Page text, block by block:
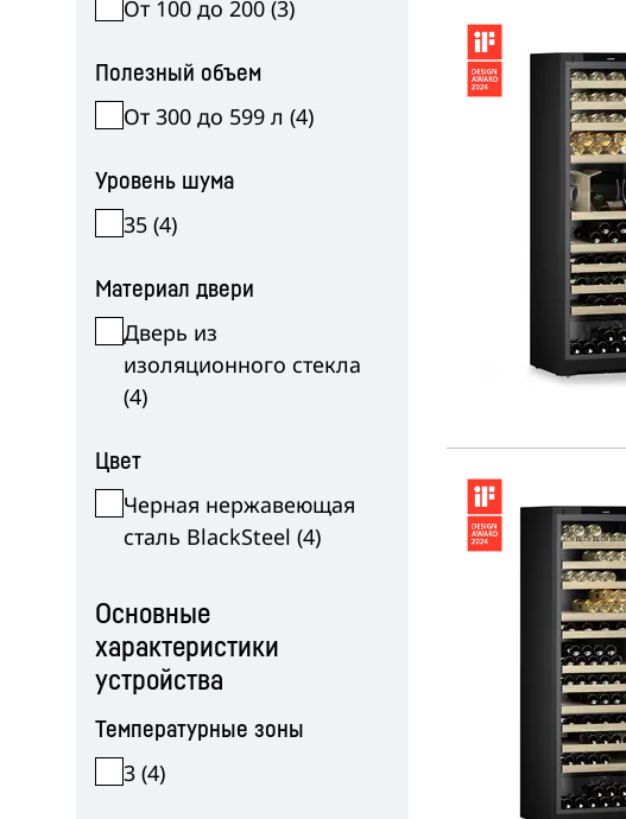
От 100 до 200 (3)
Полезный объем
От 300 до 599 л (4)
Уровень шума
35 (4)
Материал двери
Дверь из
изоляционного стекла
(4)
Цвет
Черная нержавеющая
сталь BlackSteel (4)
Основные
характеристики
устройства
Температурные зоны
3 (4)